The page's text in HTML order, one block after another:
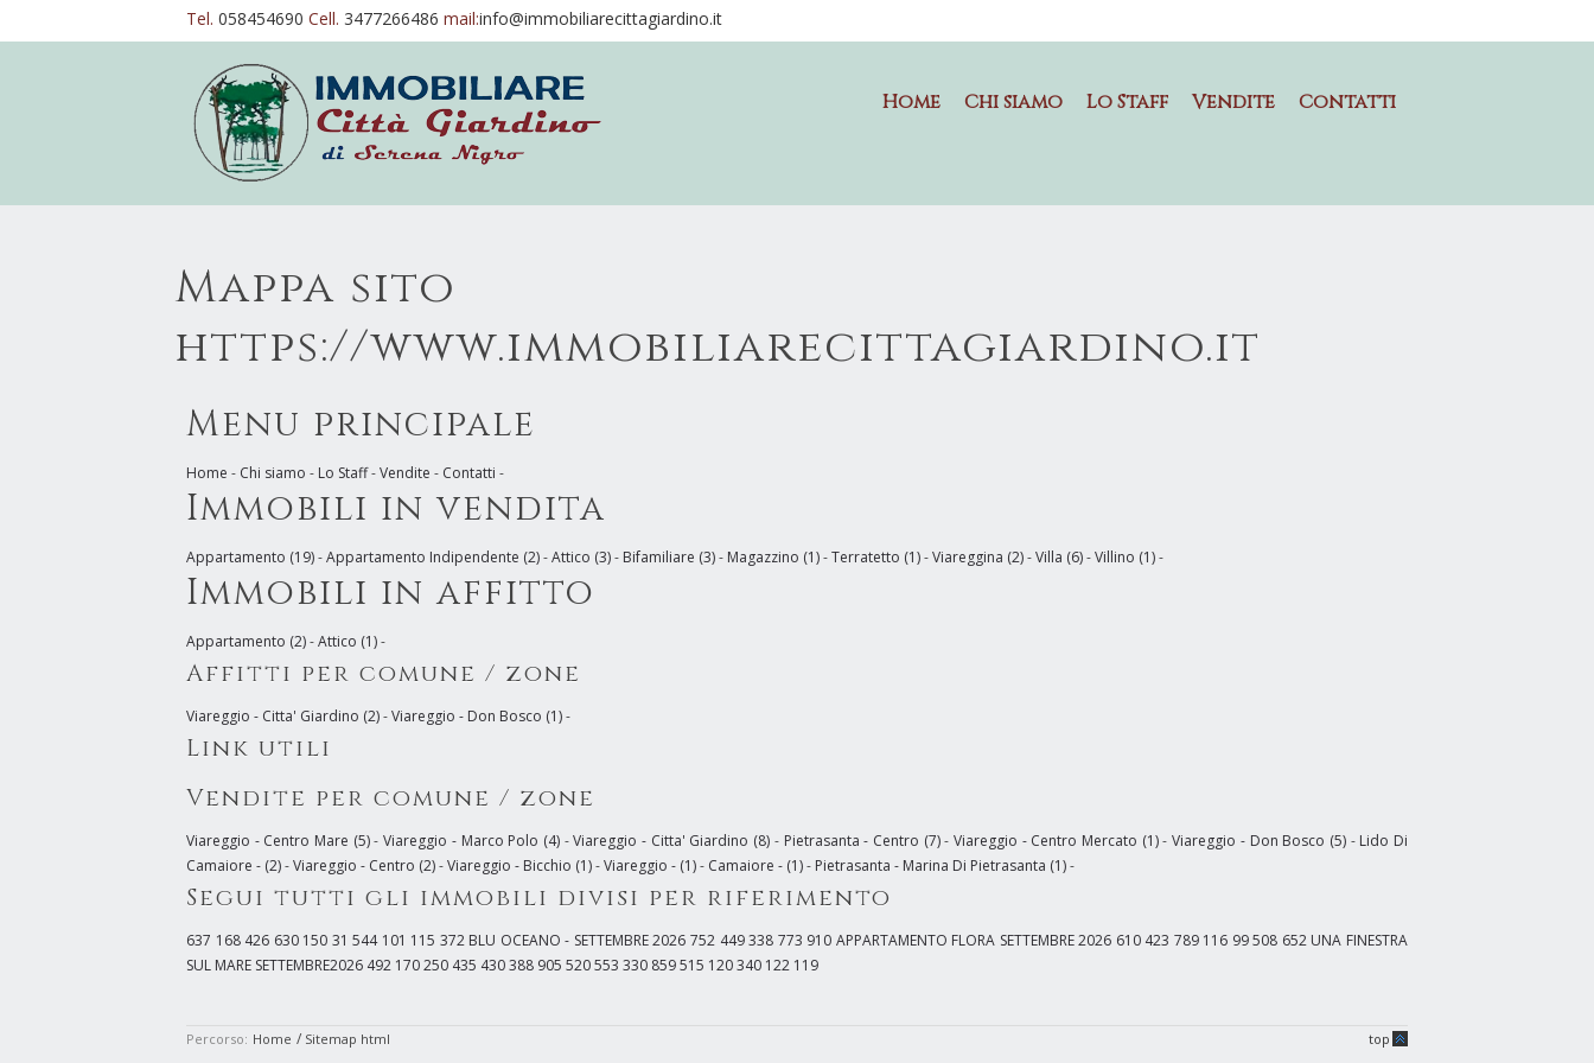
Tel. 058454690 Cell. 3477266486 mail:info@immobiliarecittagiardino.it
Home Chi siamo Lo Staff Vendite Contatti
Mappa sito
https://www.immobiliarecittagiardino.it
Menu principale
Home - Chi siamo - Lo Staff-Vendite - Contatti -
Immobili in vendita
Appartamento (19)-Appartamento Indipendente (2)-Attico (3)- Bifamiliare (3)- Magazzino (1)-Terratetto (1)-Viareggina (2)-Villa (6)-Villino (1)-
Immobili in affitto
Appartamento (2)-Attico (1)-
Affitti per comune / zone
Viareggio - Citta' Giardino (2)-Viareggio - Don Bosco (1)-
Link utili
Vendite per comune / zone
Viareggio - Centro Mare (5)-Viareggio - Marco Polo (4)-Viareggio - Citta' Giardino (8) - Pietrasanta - Centro (7)- Viareggio - Centro Mercato (1)-Viareggio - Don Bosco (5)- Lido Di
Camaiore - (2)-Viareggio - Centro (2)-Viareggio - Bicchio (1)-Viareggio - (1)- Camaiore - (1)- Pietrasanta - Marina Di Pietrasanta (1)-
Segui tutti gli immobili divisi per riferimento
637 168 426 630 150 31544 101 115 372 BLU OCEANO - SETTEMBRE 2026 752 449338 773 910 APPARTAMENTO FLORA SETTEMBRE 2026 610 423 789 116 99508 652 UNA FINESTRA
SUL MARE SETTEMBRE2026 492 170250 435 430388 905 520553 330 859515 120340 122 119
Percorso: Home / Sitemap html top